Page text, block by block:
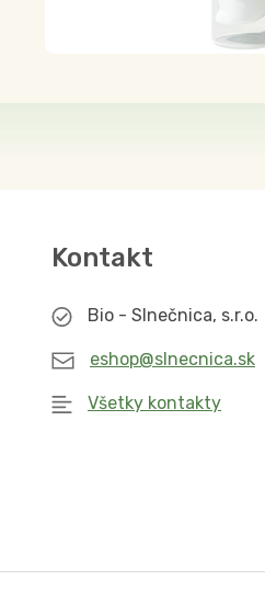
Kontakt
Bio - Slnečnica, s.r.o.
eshop@slnecnica.sk
Všetky kontakty